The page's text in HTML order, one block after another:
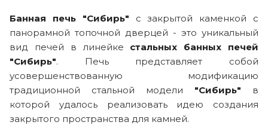
Банная печь "Сибирь" с закрытой каменкой с
панорамной топочной дверцей - это уникальный
вид печей в линейке стальных банных печей
"Сибирь". Печь представляет собой
усовершенствованную модификацию
традиционной стальной модели "Сибирь" в
которой удалось реализовать идею создания
закрытого пространства для камней.